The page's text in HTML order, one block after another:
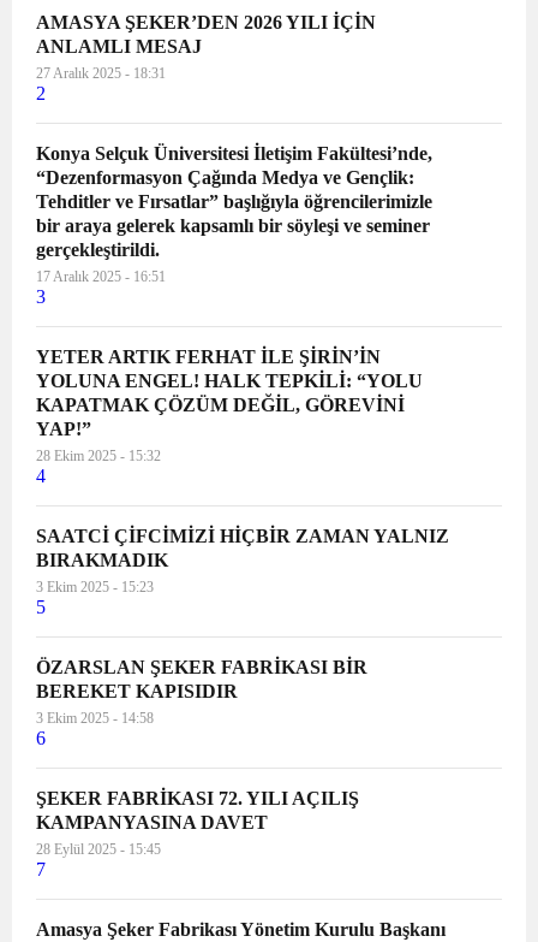
AMASYA ŞEKER’DEN 2026 YILI İÇİN
ANLAMLI MESAJ
27 Aralık 2025 - 18:31
2
Konya Selçuk Üniversitesi İletişim Fakültesi’nde,
“Dezenformasyon Çağında Medya ve Gençlik:
Tehditler ve Fırsatlar” başlığıyla öğrencilerimizle
bir araya gelerek kapsamlı bir söyleşi ve seminer
gerçekleştirildi.
17 Aralık 2025 - 16:51
3
YETER ARTIK FERHAT İLE ŞİRİN’İN
YOLUNA ENGEL! HALK TEPKİLİ: “YOLU
KAPATMAK ÇÖZÜM DEĞİL, GÖREVİNİ
YAP!”
28 Ekim 2025 - 15:32
4
SAATCİ ÇİFCİMİZİ HİÇBİR ZAMAN YALNIZ
BIRAKMADIK
3 Ekim 2025 - 15:23
5
ÖZARSLAN ŞEKER FABRİKASI BİR
BEREKET KAPISIDIR
3 Ekim 2025 - 14:58
6
ŞEKER FABRİKASI 72. YILI AÇILIŞ
KAMPANYASINA DAVET
28 Eylül 2025 - 15:45
7
Amasya Şeker Fabrikası Yönetim Kurulu Başkanı